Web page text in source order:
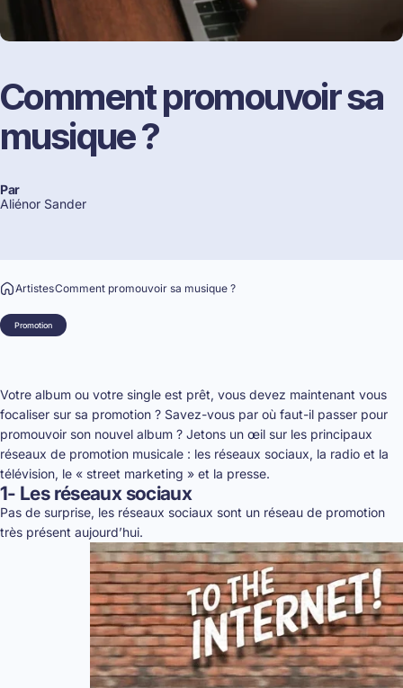
Commentpromouvoirsa
musique?
Par
Aliénor Sander
ArtistesComment promouvoir sa musique ?
Promotion
Votre album ou votre single est prêt, vous devez maintenant vous
focaliser sur sa promotion ? Savez-vous par où faut-il passer pour
promouvoir son nouvel album ? Jetons un œil sur les principaux
réseaux de promotion musicale : les réseaux sociaux, la radio et la
télévision, le « street marketing » et la presse.
1- Les réseaux sociaux
Pas de surprise, les réseaux sociaux sont un réseau de promotion
très présent aujourd’hui.